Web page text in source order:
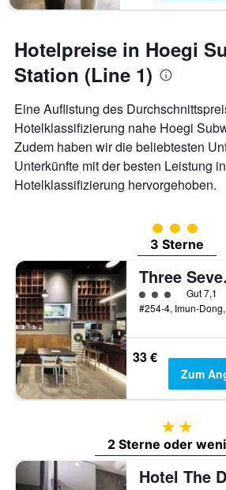
Hotelpreise in Hoegi
Station (Line 1)
Eine Auflistung des
Hotelklassifizierung nahe Hoegi
Zudem haben wir die beliebtesten
Unterkünfte mit der besten Leistung
Hotelklassifizierung hervorgehoben.
3 Sterne
Gut 7,1
33 €
Zum
2 Sterne
2 Sterne oder